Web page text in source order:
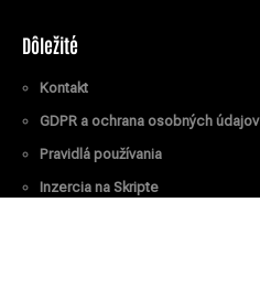
Dôležité
Kontakt
GDPR a ochrana osobných údajov
Pravidlá používania
Inzercia na Skripte